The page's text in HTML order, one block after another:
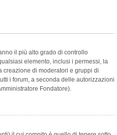
il più alto grado di controllo
elemento, inclusi i permessi, la
di moderatori e gruppi di
i forum, a seconda delle autorizzazioni
Fondatore).